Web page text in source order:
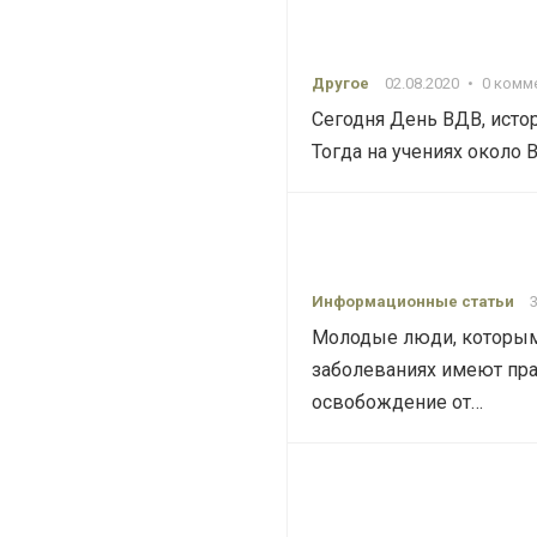
Другое 02.08.2020 • 0
Сегодня День ВДВ,
Тогда на учениях
Информационные статьи
Молодые люди,
заболеваниях имеют
освобождение от…